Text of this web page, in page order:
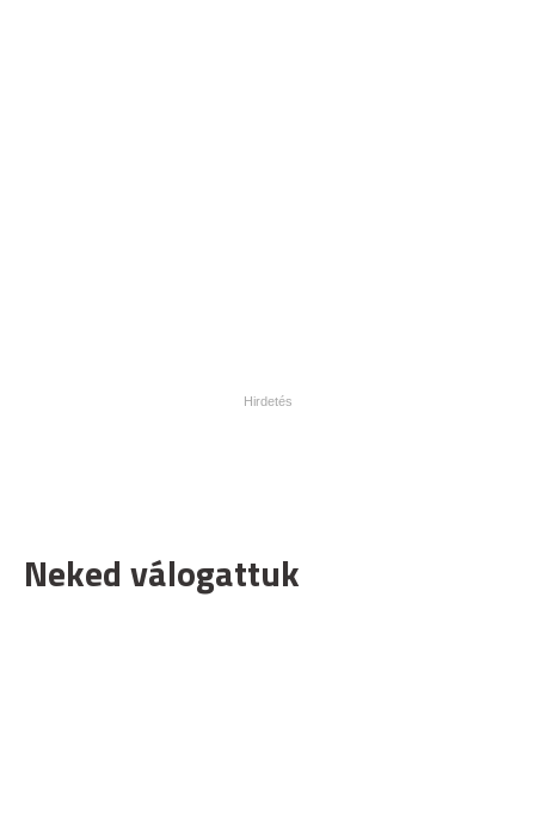
Neked válogattuk